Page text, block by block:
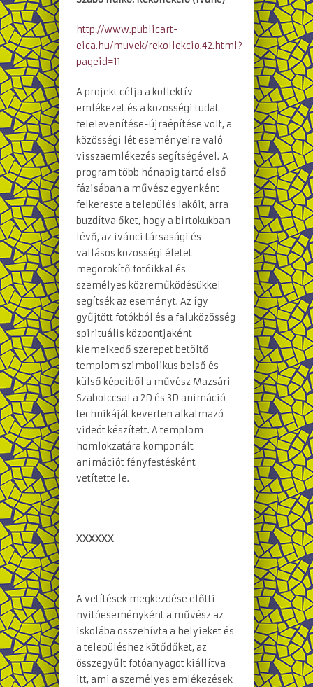
http://www.publicart-
eica.hu/muvek/rekollekcio.42.html?
pageid=11
A projekt célja a kollektív
emlékezet és a közösségi tudat
felelevenítése-újraépítése volt, a
közösségi lét eseményeire való
visszaemlékezés segítségével. A
program több hónapig tartó első
fázisában a művész egyenként
felkereste a település lakóit, arra
buzdítva őket, hogy a birtokukban
lévő, az ivánci társasági és
vallásos közösségi életet
megörökítő fotóikkal és
személyes közreműködésükkel
segítsék az eseményt. Az így
gyűjtött fotókból és a faluközösség
spirituális központjaként
kiemelkedő szerepet betöltő
templom szimbolikus belső és
külső képeiből a művész Mazsári
Szabolccsal a 2D és 3D animáció
technikáját keverten alkalmazó
videót készített. A templom
homlokzatára komponált
animációt fényfestésként
vetítette le.
XXXXXX
A vetítések megkezdése előtti
nyitóeseményként a művész az
iskolába összehívta a helyieket és
a településhez kötődőket, az
összegyűlt fotóanyagot kiállítva
itt, ami a személyes emlékezések